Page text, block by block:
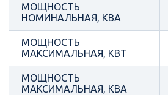
МОЩНОСТЬ
НОМИНАЛЬНАЯ, КВА
МОЩНОСТЬ
МАКСИМАЛЬНАЯ, КВТ
МОЩНОСТЬ
МАКСИМАЛЬНАЯ, КВА